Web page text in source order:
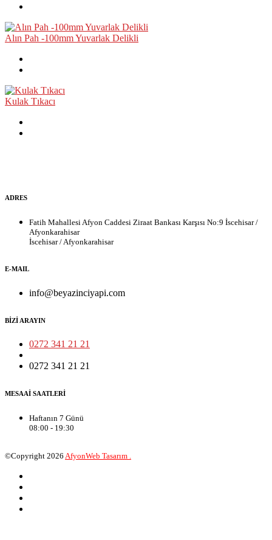
Alın Pah -100mm Yuvarlak Delikli
Kulak Tıkacı
ADRES
Fatih Mahallesi Afyon Caddesi Ziraat Bankası Karşısı No:9 İscehisar /
Afyonkarahisar
İscehisar / Afyonkarahisar
E-MAIL
info@beyazinciyapi.com
BİZİ ARAYIN
0272 341 21 21
0272 341 21 21
MESAAİ SAATLERİ
Haftanın 7 Günü
08:00 - 19:30
©Copyright 2026 AfyonWeb Tasarım .